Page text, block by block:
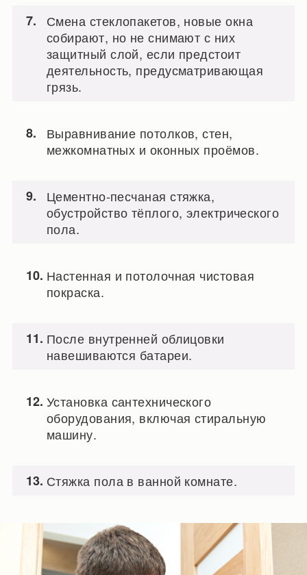
Смена стеклопакетов, новые окна
собирают, но не снимают с них
защитный слой, если предстоит
деятельность, предусматривающая
грязь.
Выравнивание потолков, стен,
межкомнатных и оконных проёмов.
Цементно-песчаная стяжка,
обустройство тёплого, электрического
пола.
Настенная и потолочная чистовая
покраска.
После внутренней облицовки
навешиваются батареи.
Установка сантехнического
оборудования, включая стиральную
машину.
Стяжка пола в ванной комнате.